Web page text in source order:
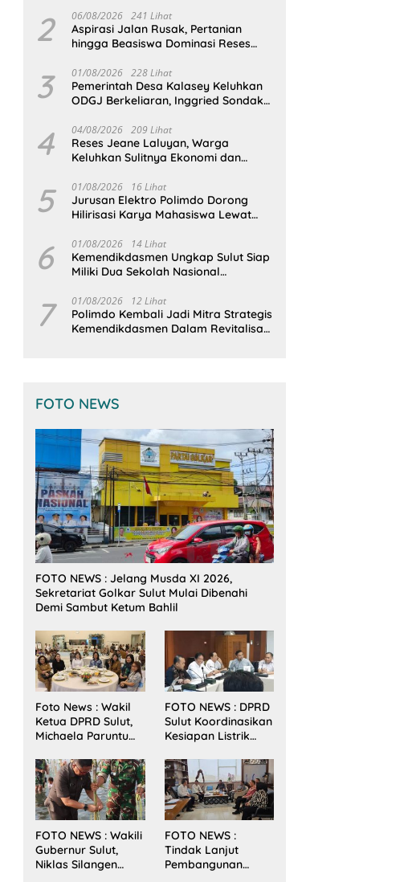
Desa
2 06/08/2026 241 Lihat
Aspirasi Jalan Rusak, Pertanian
hingga Beasiswa Dominasi Reses
3 01/08/2026 228 Lihat
Pemerintah Desa Kalasey Keluhkan
ODGJ Berkeliaran, Inggried Sondakh
4 04/08/2026 209 Lihat
Reses Jeane Laluyan, Warga
Keluhkan Sulitnya Ekonomi dan
5 01/08/2026 16 Lihat
Jurusan Elektro Polimdo Dorong
Hilirisasi Karya Mahasiswa Lewat
6 01/08/2026 14 Lihat
Kemendikdasmen Ungkap Sulut Siap
Miliki Dua Sekolah Nasional
7 01/08/2026 12 Lihat
Polimdo Kembali Jadi Mitra Strategis
Kemendikdasmen Dalam Revitalisasi
FOTO NEWS
FOTO NEWS : Jelang Musda XI 2026,
Sekretariat Golkar Sulut Mulai Dibenahi
Demi Sambut Ketum Bahlil
Foto News : Wakil
Ketua DPRD Sulut,
Michaela Paruntu
Makan Malam
Gubernur Sulut
Bersama
Wamenkes RI
FOTO NEWS : DPRD
Sulut Koordinasikan
Kesiapan Listrik
Tahun Baru 2026
FOTO NEWS : Wakili
Gubernur Sulut,
Niklas Silangen
FOTO NEWS :
Tindak Lanjut
Pembangunan